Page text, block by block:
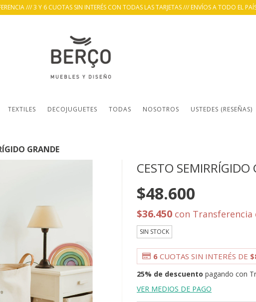
/// 3 Y 6 CUOTAS SIN INTERÉS CON TODAS LAS TARJETAS /// ENVÍOS A TODO EL
TEXTILES DECOJUGUETES TODAS NOSOTROS USTEDES (RESEÑAS)
GRANDE
CESTO SEMIRRÍGIDO
$48.600
$36.450 con
SIN STOCK
6 CUOTAS SIN INTERÉS DE
25% de descuento pagando con
VER MEDIOS DE PAGO